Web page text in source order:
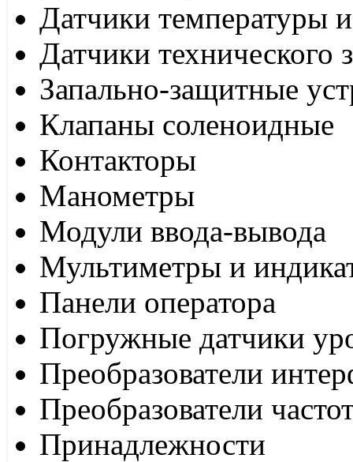
Датчики температуры
Датчики технического
Запально-защитные
Клапаны соленоидные
Контакторы
Манометры
Модули ввода-вывода
Мультиметры и
Панели оператора
Погружные датчики
Преобразователи
Преобразователи
Принадлежности